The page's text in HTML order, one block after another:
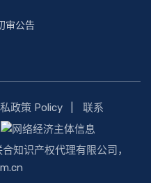
审公告
政策 Policy
联系
知识产权代理有限公司，